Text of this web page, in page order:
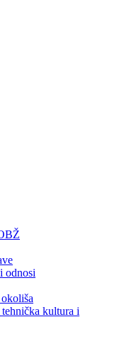
odnosi
kultura i